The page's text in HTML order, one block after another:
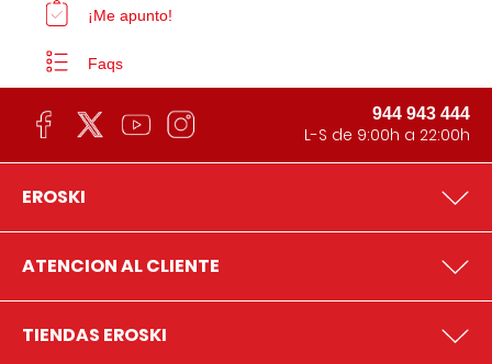
¡Me apunto!
Faqs
944 943 444
L-S de 9:00h a 22:00h
EROSKI
ATENCION AL CLIENTE
TIENDAS EROSKI